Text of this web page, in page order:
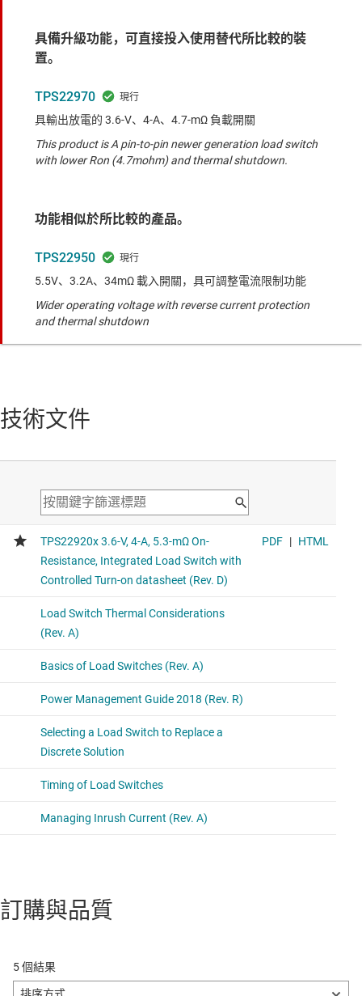
具備升級功能，可直接投入使用替代所比較的裝
置。
TPS22970
具輸出放電的 3.6-V、4-A、4.7-mΩ 負載開關
This product is A pin-to-pin newer generation load switch
with lower Ron (4.7mohm) and thermal shutdown.
功能相似於所比較的產品。
TPS22950
5.5V、3.2A、34mΩ 載入開關，具可調整電流限制功能
Wider operating voltage with reverse current protection
and thermal shutdown
技術文件
訂購與品質